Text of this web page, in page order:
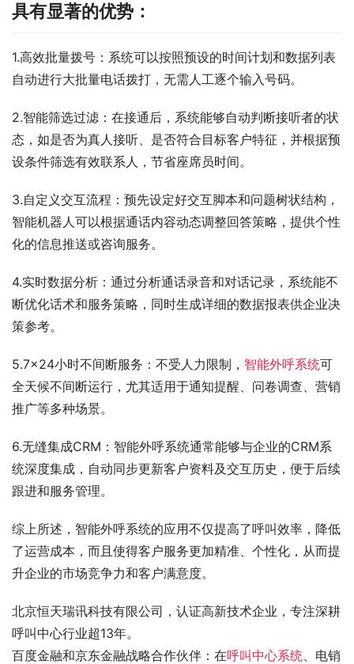
具有显著的优势：
1.高效批量拨号：系统可以按照预设的时间计划和数据列表
自动进行大批量电话拨打，无需人工逐个输入号码。
2.智能筛选过滤：在接通后，系统能够自动判断接听者的状
态，如是否为真人接听、是否符合目标客户特征，并根据预
设条件筛选有效联系人，节省座席员时间。
3.自定义交互流程：预先设定好交互脚本和问题树状结构，
智能机器人可以根据通话内容动态调整回答策略，提供个性
化的信息推送或咨询服务。
4.实时数据分析：通过分析通话录音和对话记录，系统能不
断优化话术和服务策略，同时生成详细的数据报表供企业决
策参考。
5.7×24小时不间断服务：不受人力限制， 智能外呼系统可
全天候不间断运行，尤其适用于通知提醒、问卷调查、营销
推广等多种场景。
6.无缝集成CRM：智能外呼系统通常能够与企业的CRM系
统深度集成，自动同步更新客户资料及交互历史，便于后续
跟进和服务管理。
综上所述，智能外呼系统的应用不仅提高了呼叫效率，降低
了运营成本，而且使得客户服务更加精准、个性化，从而提
升企业的市场竞争力和客户满意度。
北京恒天瑞讯科技有限公司，认证高新技术企业，专注深耕
呼叫中心行业超13年。
百度金融和京东金融战略合作伙伴：在呼叫中心系统、电销